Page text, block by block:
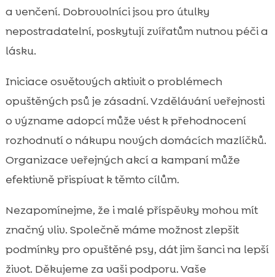
a venčení. Dobrovolníci jsou pro útulky
nepostradatelní, poskytují zvířatům nutnou péči a
lásku.
Iniciace osvětových aktivit o problémech
opuštěných psů je zásadní. Vzdělávání veřejnosti
o význame adopcí může vést k přehodnocení
rozhodnutí o nákupu nových domácích mazlíčků.
Organizace veřejných akcí a kampaní může
efektivně přispívat k těmto cílům.
Nezapomínejme, že i malé příspěvky mohou mít
značný vliv. Společně máme možnost zlepšit
podmínky pro opuštěné psy, dát jim šanci na lepší
život. Děkujeme za vaši podporu. Vaše